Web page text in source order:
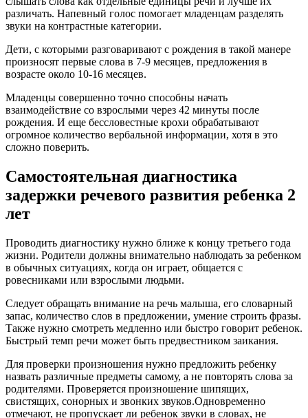
различать. Напевный голос помогает младенцам разделять
звуки на контрастные категории.
Дети, с которыми разговаривают с рождения в такой манере
произносят первые слова в 7-9 месяцев, предложения в
возрасте около 10-16 месяцев.
Младенцы совершенно точно способны начать
взаимодействие со взрослыми через 42 минуты после
рождения. И еще бессловестные крохи обрабатывают
огромное количество вербальной информации, хотя в это
сложно поверить.
Самостоятельная диагностика
задержки речевого развития ребенка 2
лет
Проводить диагностику нужно ближе к концу третьего года
жизни. Родители должны внимательно наблюдать за ребенком
в обычных ситуациях, когда он играет, общается с
ровесниками или взрослыми людьми.
Следует обращать внимание на речь малыша, его словарный
запас, количество слов в предложении, умение строить фразы.
Также нужно смотреть медленно или быстро говорит ребенок.
Быстрый темп речи может быть предвестником заикания.
Для проверки произношения нужно предложить ребенку
назвать различные предметы самому, а не повторять слова за
родителями. Проверяется произношение шипящих,
свистящих, сонорных и звонких звуков.Одновременно
отмечают, не пропускает ли ребенок звуки в словах, не